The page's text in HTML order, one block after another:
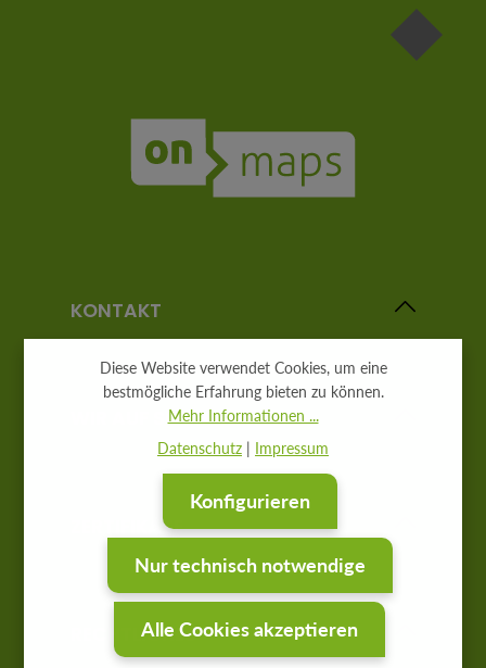
KONTAKT
WIR AUF SOCIAL MEDIA
ZERTIFIKATE
RECHTLICHES
Diese Website verwendet Cookies, um eine
bestmögliche Erfahrung bieten zu können.
Mehr Informationen ...
Datenschutz | Impressum
Nur technisch notwendige
Konfigurieren
Alle Cookies akzeptieren